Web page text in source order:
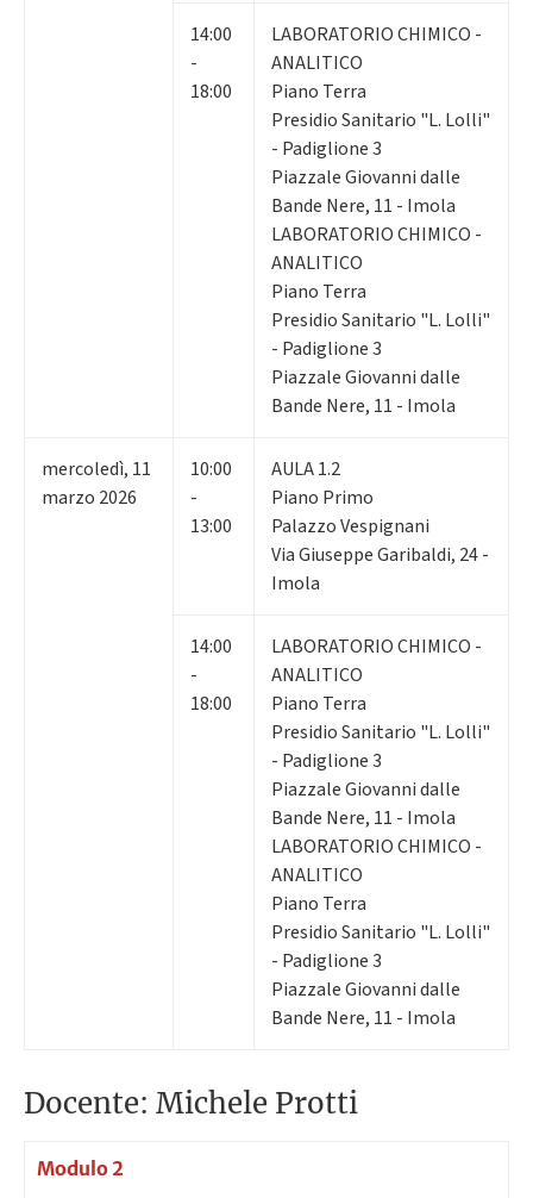
14:00
-
18:00
LABORATORIO CHIMICO -
ANALITICO
Piano Terra
Presidio Sanitario "L. Lolli"
- Padiglione 3
Piazzale Giovanni dalle
Bande Nere, 11 - Imola
LABORATORIO CHIMICO -
ANALITICO
Piano Terra
Presidio Sanitario "L. Lolli"
- Padiglione 3
Piazzale Giovanni dalle
Bande Nere, 11 - Imola
mercoledì, 11
marzo 2026
10:00
-
13:00
AULA 1.2
Piano Primo
Palazzo Vespignani
Via Giuseppe Garibaldi, 24 -
Imola
14:00
-
18:00
LABORATORIO CHIMICO -
ANALITICO
Piano Terra
Presidio Sanitario "L. Lolli"
- Padiglione 3
Piazzale Giovanni dalle
Bande Nere, 11 - Imola
LABORATORIO CHIMICO -
ANALITICO
Piano Terra
Presidio Sanitario "L. Lolli"
- Padiglione 3
Piazzale Giovanni dalle
Bande Nere, 11 - Imola
Docente: Michele Protti
Modulo 2